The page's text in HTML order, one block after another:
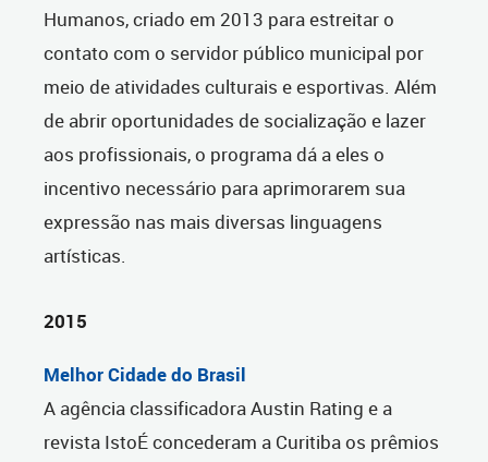
Humanos, criado em 2013 para estreitar o
contato com o servidor público municipal por
meio de atividades culturais e esportivas. Além
de abrir oportunidades de socialização e lazer
aos profissionais, o programa dá a eles o
incentivo necessário para aprimorarem sua
expressão nas mais diversas linguagens
artísticas.
2015
Melhor Cidade do Brasil
A agência classificadora Austin Rating e a
revista IstoÉ concederam a Curitiba os prêmios